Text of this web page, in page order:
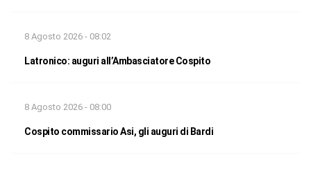
8 Agosto 2026 - 08:02
Latronico: auguri all’Ambasciatore Cospito
8 Agosto 2026 - 08:00
Cospito commissario Asi, gli auguri di Bardi